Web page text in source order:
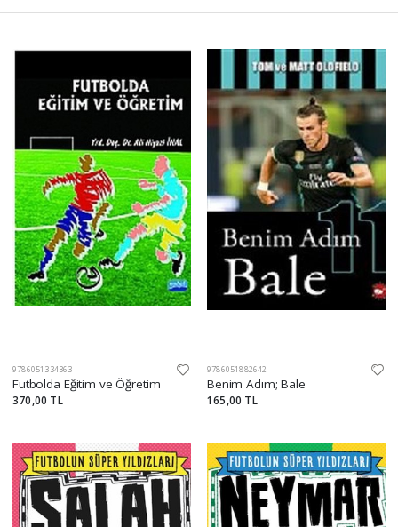
9786051334363
Futbolda Eğitim ve Öğretim
370,00 TL
9786051882642
Benim Adım; Bale
165,00 TL